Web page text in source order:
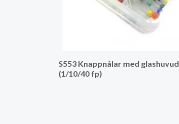
S553 Knappnålar med glashuvud
(1/10/40 fp)